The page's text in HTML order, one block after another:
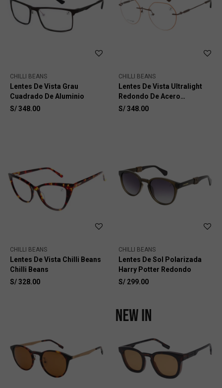
CHILLI BEANS
Lentes De Vista Grau
Cuadrado De Aluminio
S/348.00
CHILLI BEANS
Lentes De Vista Ultralight
Redondo De Acero
Inoxidable
S/348.00
CHILLI BEANS
Lentes De Vista Chilli Beans
Chilli Beans
S/328.00
CHILLI BEANS
Lentes De Sol Polarizada
Harry Potter Redondo
S/ 299.00